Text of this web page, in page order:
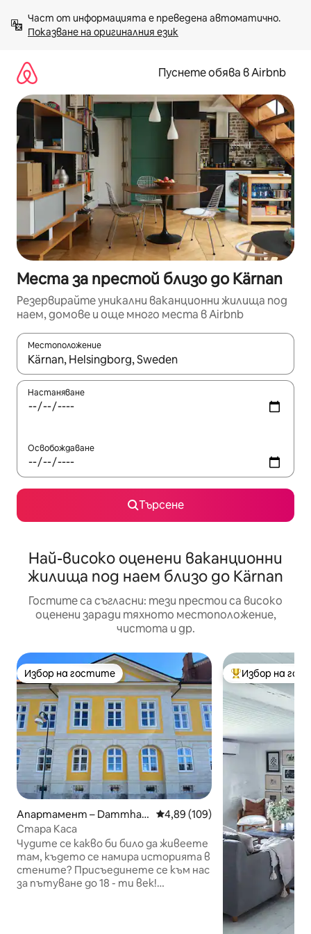
към
съдържанието
Показване на оригиналния език
Пуснете обява в Airbnb
Места за престой близо до Kärnan
Резервирайте уникални ваканционни жилища под
наем, домове и още много места в Airbnb
Местоположение
Когато резултатите се покажат, използвайте
Настаняване
Освобождаване
Търсене
Най-високо оценени ваканционни
жилища под наем близо до Kärnan
Гостите са съгласни: тези престои са високо
оценени заради тяхното местоположение,
чистота и др.
Избор на гостите
Избор на гостите
Апартамент – Dammhag
en
Средна оценка: 4,89 от 5,
4,89 (109)
Стара Каса
Чудите се какво би било да живеете
там, където се намира историята в
стените? Присъединете се към нас
за пътуване до 18 - ти век!
Най-популярен
Избор на